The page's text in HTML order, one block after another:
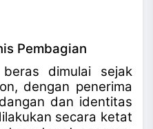
Pembagian
dimulai sejak
dengan penerima
dan identitas
secara ketat